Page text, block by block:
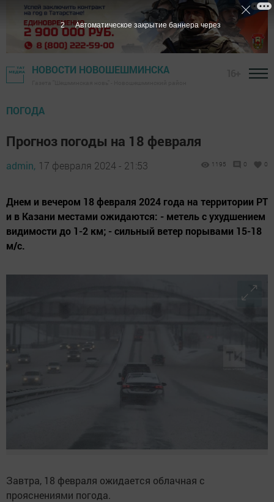
НОВОСТИ НОВОШЕШМИНСКА
ПОГОДА
Прогноз погоды на 18 февраля
admin, 17 февраля 2024 - 21:53 1195 0 0
Днем и вечером 18 февраля 2024 года на территории РТ
и в Казани местами ожидаются: - метель с ухудшением
видимости до 1-2 км; - сильный ветер порывами 15-18
м/с.
Завтра, 18 февраля ожидается облачная с
прояснениями погода.
1 Автоматическое закрытие баннера через